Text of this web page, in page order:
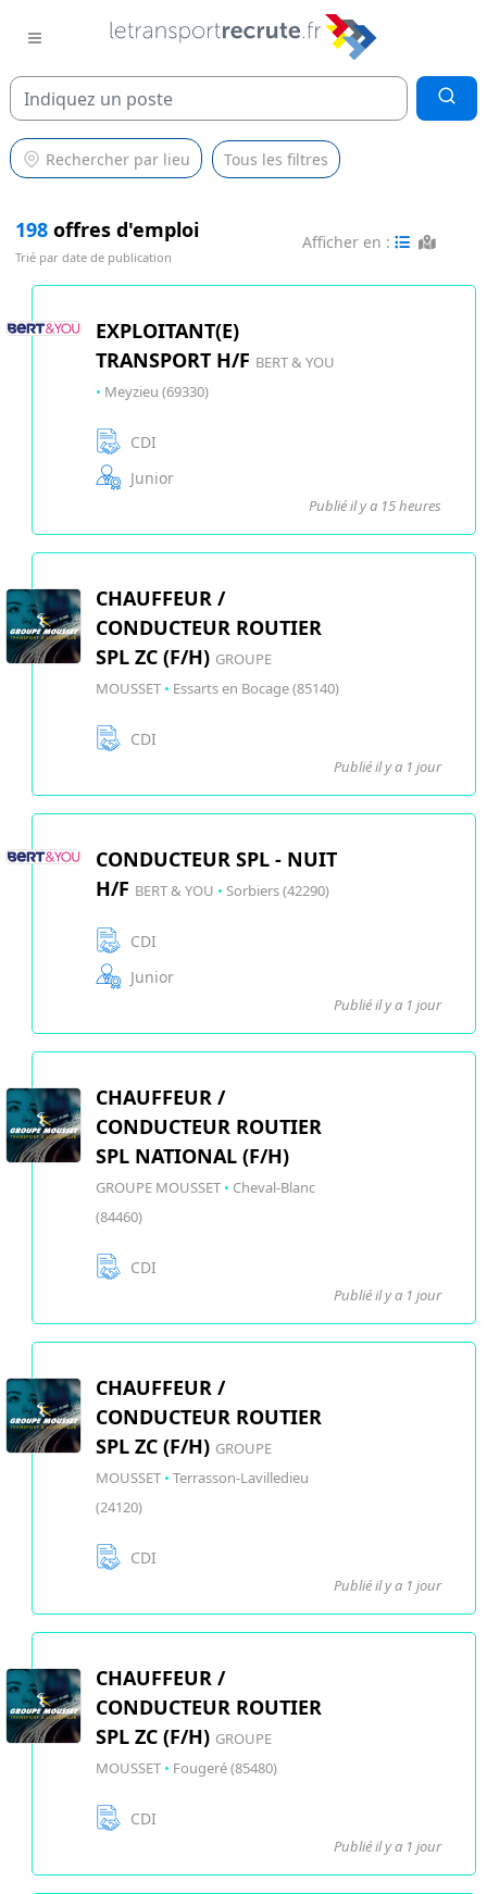
Rechercher par lieu Tous les filtres
198 offres d'emploi
Trié par date de publication
Afficher en :
EXPLOITANT(E)
TRANSPORT H/F BERT & YOU
• Meyzieu (69330)
CDI
Junior
Publié il y a 15 heures
CHAUFFEUR /
CONDUCTEUR ROUTIER
SPL ZC (F/H) GROUPE
MOUSSET • Essarts en Bocage (85140)
CDI
Publié il y a 1 jour
CONDUCTEUR SPL - NUIT
H/F BERT & YOU • Sorbiers (42290)
CDI
Junior
Publié il y a 1 jour
CHAUFFEUR /
CONDUCTEUR ROUTIER
SPL NATIONAL (F/H)
GROUPE MOUSSET • Cheval-Blanc
(84460)
CDI
Publié il y a 1 jour
CHAUFFEUR /
CONDUCTEUR ROUTIER
SPL ZC (F/H) GROUPE
MOUSSET • Terrasson-Lavilledieu
(24120)
CDI
Publié il y a 1 jour
CHAUFFEUR /
CONDUCTEUR ROUTIER
SPL ZC (F/H) GROUPE
MOUSSET • Fougeré (85480)
CDI
Publié il y a 1 jour